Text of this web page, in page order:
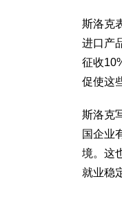
斯洛克
进口产
征收
促使这
斯洛克
国企业
境。这
就业稳